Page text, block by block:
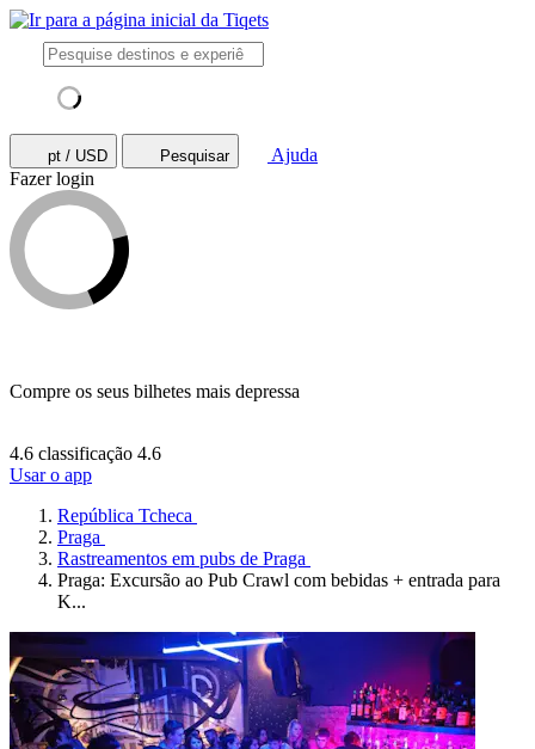
pt / USD Pesquisar
Ajuda
Fazer login
Compre os seus bilhetes mais depressa
4.6 classificação 4.6
Usar o app
República Tcheca
Praga
Rastreamentos em pubs de Praga
Praga: Excursão ao Pub Crawl com bebidas + entrada para
K...